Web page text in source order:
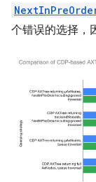
个错误的选择，